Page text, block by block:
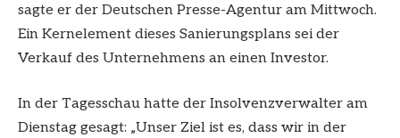
sagte er der Deutschen Presse-Agentur am Mittwoch.
Ein Kernelement dieses Sanierungsplans sei der
Verkauf des Unternehmens an einen Investor.
In der Tagesschau hatte der Insolvenzverwalter am
Dienstag gesagt: „Unser Ziel ist es, dass wir in der